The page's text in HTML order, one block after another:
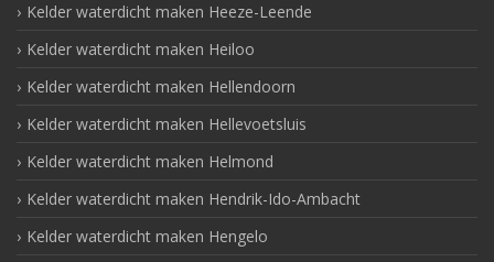
Kelder waterdicht maken Heeze-Leende
Kelder waterdicht maken Heiloo
Kelder waterdicht maken Hellendoorn
Kelder waterdicht maken Hellevoetsluis
Kelder waterdicht maken Helmond
Kelder waterdicht maken Hendrik-Ido-Ambacht
Kelder waterdicht maken Hengelo